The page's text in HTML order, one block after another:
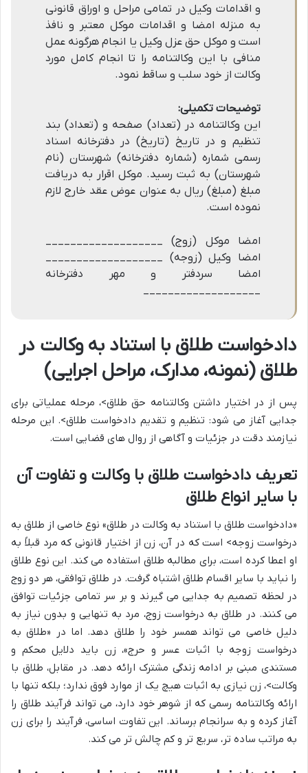
و اقدامات وکیل در تمامی مراحل و اوراق قانونی
به منزله امضا و اقدامات موکل معتبر و نافذ
است و موکل حق عزل وکیل یا انجام هرگونه عمل
منافی با این وکالتنامه را تا انجام کامل مورد
وکالت از خود سلب و ساقط نمود.
توضیحات تکمیلی:
این وکالتنامه در (تعداد) صفحه و (تعداد) بند
تنظیم و در تاریخ (تاریخ) در دفترخانه اسناد
رسمی شماره (شماره دفترخانه) شهرستان (نام
شهرستان) به ثبت رسید. موکل اقرار به دریافت
مبلغ (مبلغ) ریال به عنوان عوض عقد خارج لازم
نموده است.
امضا موکل (زوج) ___________________
امضا وکیل (زوجه) ___________________
امضا سردفتر و مهر دفترخانه
___________________
دادخواست طلاق با استناد به وکالت در
طلاق (نمونه، مدارک، مراحل اجرایی)
پس از در اختیار داشتن وکالتنامه حق طلاق>، مرحله عملیاتی برای
جدایی آغاز می شود: تنظیم و تقدیم دادخواست طلاق>. این مرحله
نیازمند دقت در جزئیات و آگاهی از روال های قضایی است.
تعریف دادخواست طلاق با وکالت و تفاوت آن
با سایر انواع طلاق
«دادخواست طلاق با استناد به وکالت در طلاق» نوع خاصی از طلاق به
درخواست زوجه> است که در آن، زن از اختیار قانونی که مرد قبلاً به
او اعطا کرده است، برای مطالبه طلاق استفاده می کند. این نوع طلاق
را نباید با سایر اقسام طلاق اشتباه گرفت. در طلاق توافقی، هر دو زوج
در لحظه تصمیم به جدایی می گیرند و بر سر تمامی جزئیات توافق
می کنند. در طلاق به درخواست زوج، مرد به تنهایی و بدون نیاز به
دلیل خاصی می تواند همسر خود را طلاق دهد. اما در «طلاق به
درخواست زوجه با اثبات عسر و حرج»، زن باید دلایل محکم و
مستندی مبنی بر ادامه زندگی مشترک ارائه دهد. در مقابل، طلاق با
وکالت>، زن نیازی به اثبات هیچ یک از موارد فوق ندارد؛ بلکه تنها با
ارائه وکالتنامه رسمی که از شوهر خود دارد، می تواند فرآیند طلاق را
آغاز کرده و به سرانجام برساند. این تفاوت اساسی، فرآیند را برای زن
به مراتب ساده تر، سریع تر و کم چالش تر می کند.